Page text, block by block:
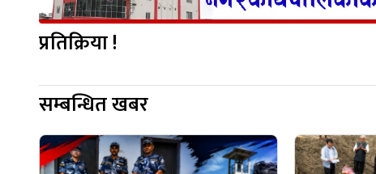
प्रतिक्रिया !
सम्बन्धित खबर